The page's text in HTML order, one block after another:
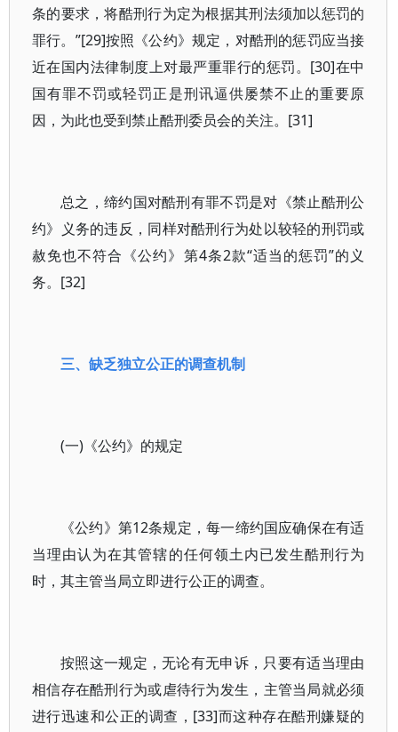
条的要求，将酷刑行为定为根据其刑法须加以惩罚的
罪行。”[29]按照《公约》规定，对酷刑的惩罚应当接
近在国内法律制度上对最严重罪行的惩罚。[30]在中
国有罪不罚或轻罚正是刑讯逼供屡禁不止的重要原
因，为此也受到禁止酷刑委员会的关注。[31]
总之，缔约国对酷刑有罪不罚是对《禁止酷刑公
约》义务的违反，同样对酷刑行为处以较轻的刑罚或
赦免也不符合《公约》第4条2款“适当的惩罚”的义
务。[32]
三、缺乏独立公正的调查机制
(一)《公约》的规定
《公约》第12条规定，每一缔约国应确保在有适
当理由认为在其管辖的任何领土内已发生酷刑行为
时，其主管当局立即进行公正的调查。
按照这一规定，无论有无申诉，只要有适当理由
相信存在酷刑行为或虐待行为发生，主管当局就必须
进行迅速和公正的调查，[33]而这种存在酷刑嫌疑的